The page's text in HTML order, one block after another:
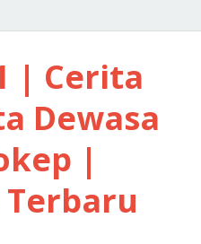
| Cerita
Dewasa
|
Terbaru